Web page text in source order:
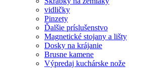
vidličky
Pinzety
Ďalšie príslušenstvo
Magnetické stojany a lišty
Dosky na krájanie
Brusne kamene
Výpredaj kuchárske nože